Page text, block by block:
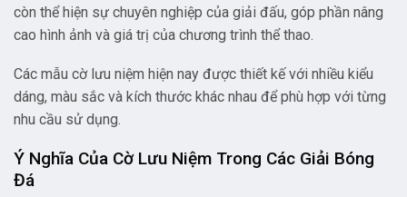
còn thể hiện sự chuyên nghiệp của giải đấu, góp phần nâng
cao hình ảnh và giá trị của chương trình thể thao.
Các mẫu cờ lưu niệm hiện nay được thiết kế với nhiều kiểu
dáng, màu sắc và kích thước khác nhau để phù hợp với từng
nhu cầu sử dụng.
Ý Nghĩa Của Cờ Lưu Niệm Trong Các Giải Bóng
Đá